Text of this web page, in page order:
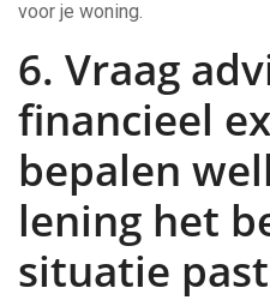
voor je woning.
6. Vraag
financieel
bepalen
lening het
situatie